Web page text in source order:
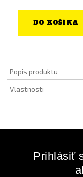
DO KOŠÍKA
Popis produktu
Vlastnosti
Prihlásiť